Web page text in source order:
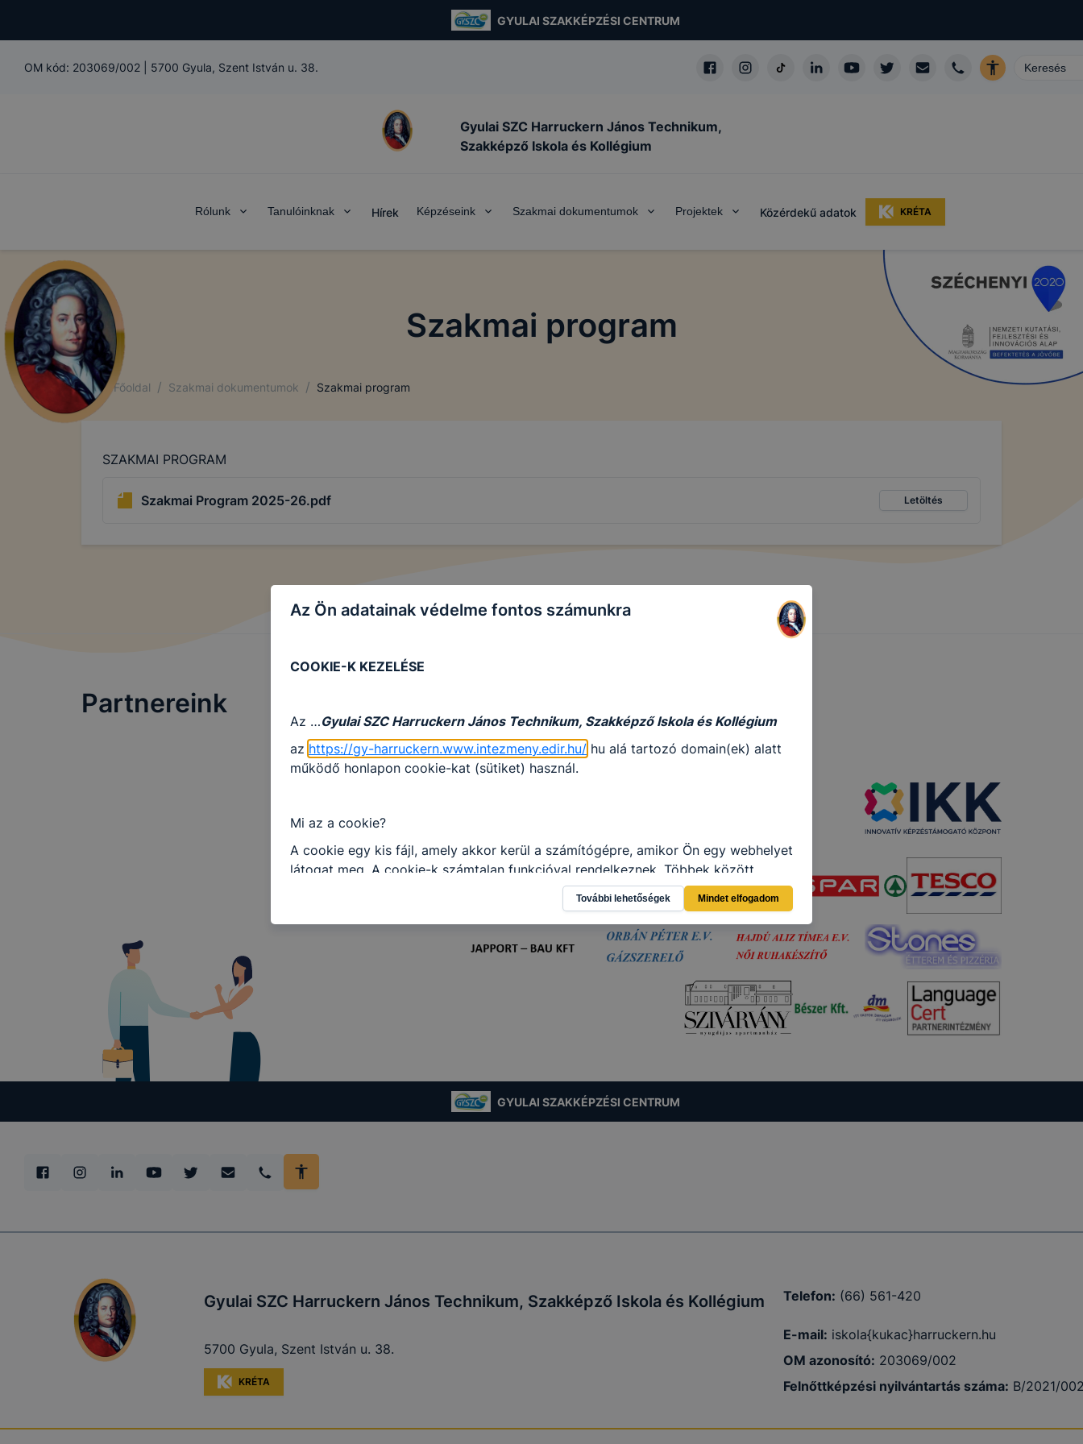
GYULAI SZAKKÉPZÉSI CENTRUM
OM kód: 203069/002 5700 Gyula, Szent István u. 38.
Gyulai SZC Harruckern János Technikum,
Szakképző Iskola és Kollégium
Rólunk Tanulóinknak Hírek Képzéseink Szakmai dokumentumok Projektek Közérdekű adatok KRÉTA
Szakmai program
Főoldal / Szakmai dokumentumok / Szakmai program
SZAKMAI PROGRAM
Szakmai Program 2025-26.pdf Letöltés
Partnereink
GYULAI SZAKKÉPZÉSI CENTRUM
Gyulai SZC Harruckern János Technikum, Szakképző Iskola és Kollégium
5700 Gyula, Szent István u. 38.
KRÉTA
Telefon: (66) 561-420
E-mail: iskola{kukac}harruckern.hu
OM azonosító: 203069/002
Felnőttképzési nyilvántartás száma: B/2021/
Az Ön adatainak védelme fontos számunkra
COOKIE-K KEZELÉSE
Az …Gyulai SZC Harruckern János Technikum, Szakképző Iskola és Kollégium
az https://gy-harruckern.www.intezmeny.edir.hu/ hu alá tartozó domain(ek) alatt
működő honlapon cookie-kat (sütiket) használ.
Mi az a cookie?
A cookie egy kis fájl, amely akkor kerül a számítógépre, amikor Ön egy webhelyet
látogat meg. A cookie-k számtalan funkcióval rendelkeznek. Többek között
információt gyűjtenek, megjegyzik a látogató egyéni beállításait és
általánosságban megkönnyítik a honlap használatát.
A cookie-kal weboldalunk nem gyűjt és nem tárol személyes azonosításra
alkalmas adatokat. Így ezek a cookiek nem tudják Önt személy szerint
➢ információ gyűjtése azzal kapcsolatban, hogyan használja Ön a honlapot -
élményt, ha ismét meglátogatja oldalunkat,
Ezek a cookie-k ahhoz szükségesek, hogy a felhasználók böngészhessék
vonatkozik, a munkamenet végeztével, illetve a böngésző bezárásával ezek a
További lehetőségek Mindet elfogadom